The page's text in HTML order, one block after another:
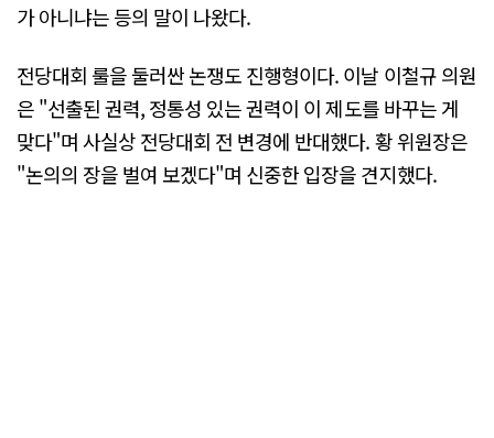
가 아니냐는 등의 말이 나왔다.
전당대회 룰을 둘러싼 논쟁도 진행형이다. 이날 이철규 의원
은 "선출된 권력, 정통성 있는 권력이 이 제도를 바꾸는 게
맞다"며 사실상 전당대회 전 변경에 반대했다. 황 위원장은
"논의의 장을 벌여 보겠다"며 신중한 입장을 견지했다.